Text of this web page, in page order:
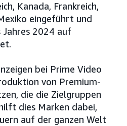
Kanada, Frankreich,
eingeführt und
2024 auf
bei Prime Video
von Premium-
die die Zielgruppen
dies Marken dabei,
auf der ganzen Welt